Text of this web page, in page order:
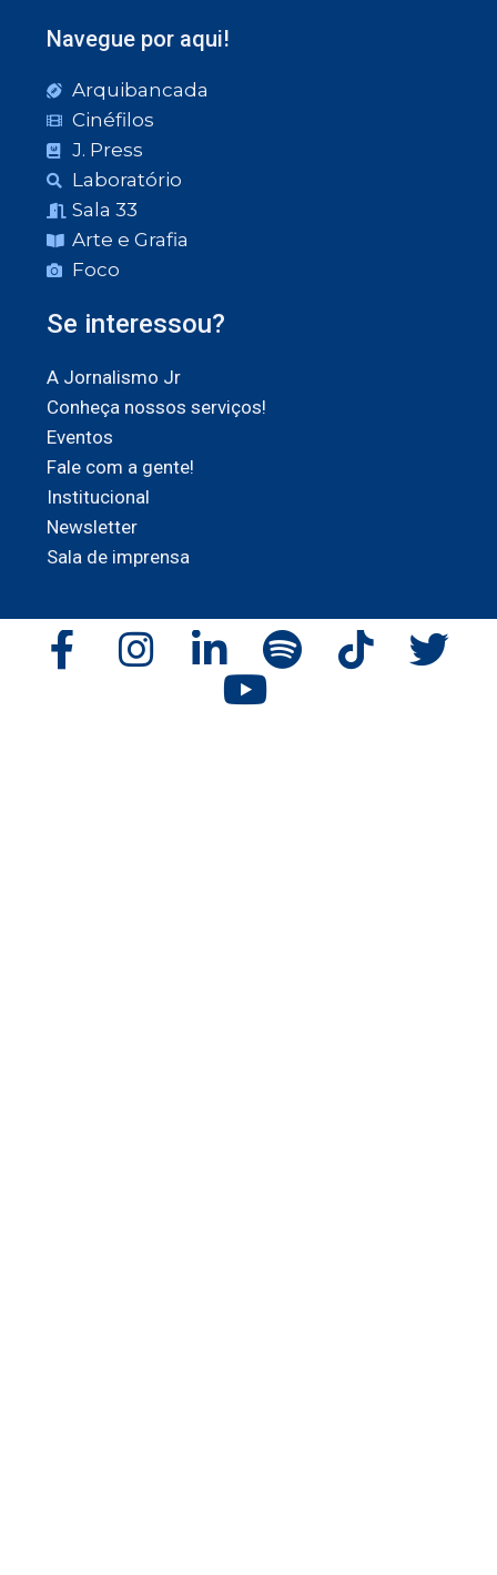
Navegue por aqui!
Arquibancada
Cinéfilos
J. Press
Laboratório
Sala 33
Arte e Grafia
Foco
Se interessou?
A Jornalismo Jr
Conheça nossos serviços!
Eventos
Fale com a gente!
Institucional
Newsletter
Sala de imprensa